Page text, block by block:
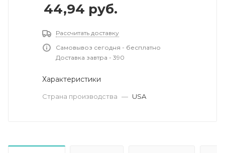
44,94 руб.
Рассчитать доставку
Самовывоз сегодня - бесплатно
Доставка завтра - 390
Характеристики
Страна производства — USA